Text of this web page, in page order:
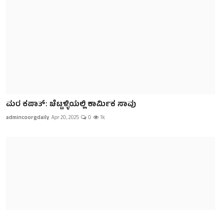
ಮರ ಕಪಾತ್: ಚೆಟ್ಟಳ್ಳಿಯಲ್ಲಿ ಕಾರ್ಮಿಕ ಸಾವು
admincoorgdaily Apr 20, 2025 0 1k